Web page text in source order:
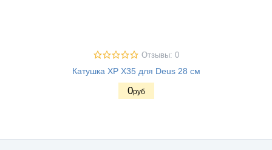
Отзывы: 0
Катушка XP X35 для Deus 28 см
0руб